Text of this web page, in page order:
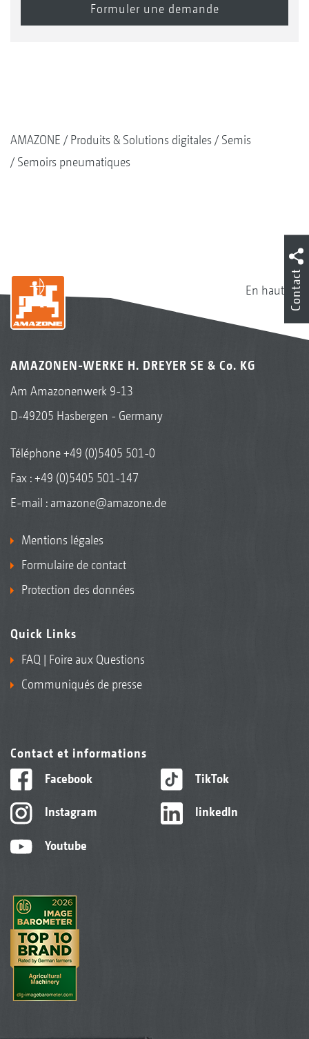
AMAZONE Produits & Solutions digitales
Semis
Semoirs pneumatiques
En haut
AMAZONEN-WERKE H. DREYER SE & Co. KG
Am Amazonenwerk 9-13
D-49205 Hasbergen - Germany
Téléphone+49 (0)5405 501-0
Fax : +49 (0)5405 501-147
E-mail : amazone@amazone.de
Mentions légales
Formulaire de contact
Protection des données
Quick Links
FAQ | Foire aux Questions
Communiqués de presse
Contact et informations
Facebook
Instagram
Youtube
TikTok
linkedIn
Contact